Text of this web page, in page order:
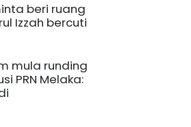
beri ruang
Izzah bercuti
mula runding
PRN Melaka: